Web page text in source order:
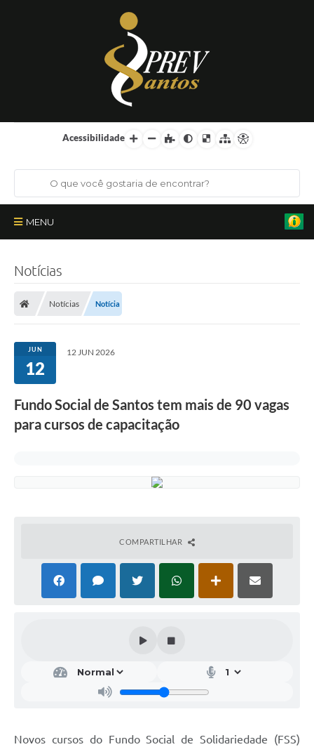
Acessibilidade
MENU
Investimentos
Educação Previdenciária
Relatórios
Notícias
Notícias Notícia
JUN
12
12 JUN 2026
Fundo Social de Santos tem mais de 90 vagas
para cursos de capacitação
COMPARTILHAR
Novos cursos do Fundo Social de Solidariedade (FSS)